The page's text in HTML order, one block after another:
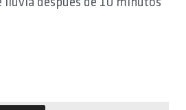
lluvia después de 10 minutos